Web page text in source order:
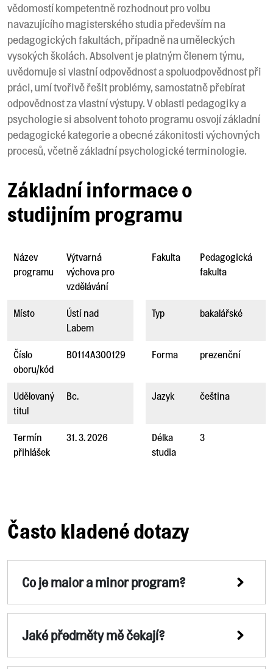
vědomostí kompetentně rozhodnout pro volbu
navazujícího magisterského studia především na
pedagogických fakultách, případně na uměleckých
vysokých školách. Absolvent je platným členem týmu,
uvědomuje si vlastní odpovědnost a spoluodpovědnost při
práci, umí tvořivě řešit problémy, samostatně přebírat
odpovědnost za vlastní výstupy. V oblasti pedagogiky a
psychologie si absolvent tohoto programu osvojí základní
pedagogické kategorie a obecné zákonitosti výchovných
procesů, včetně základní psychologické terminologie.
Základní informace o
studijním programu
Název
programu
Výtvarná
výchova pro
vzdělávání
Fakulta
Pedagogická
fakulta
Místo
Ústí nad
Labem
Typ bakalářské
Číslo
oboru/kód
B0114A300129 Forma prezenční
Udělovaný
titul
Bc. Jazyk čeština
Termín
přihlášek
31. 3. 2026
Délka
studia
3
Často kladené dotazy
Co je maior a minor program?
Jaké předměty mě čekají?